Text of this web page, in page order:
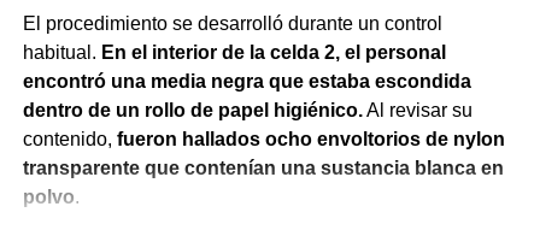
El procedimiento se desarrolló durante un control
habitual. En el interior de la celda 2, el personal
encontró una media negra que estaba escondida
dentro de un rollo de papel higiénico.Al revisar su
contenido, fueron hallados ocho envoltorios de nylon
transparente que contenían una sustancia blanca en
polvo.